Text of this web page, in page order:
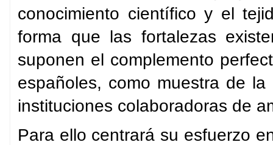
conocimiento científico y el
forma que las fortalezas
suponen el complemento
españoles, como muestra de
instituciones colaboradoras de
Para ello centrará su esfuerzo